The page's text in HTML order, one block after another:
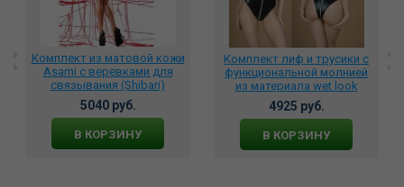
Комплект из матовой кожи
Asami с веревками для
связывания (Shibari)
5040 руб.
В КОРЗИНУ
Комплект лиф и трусики с
функциональной молнией
из материала wet look
размер L/XL, 06723
4925 руб.
В КОРЗИНУ